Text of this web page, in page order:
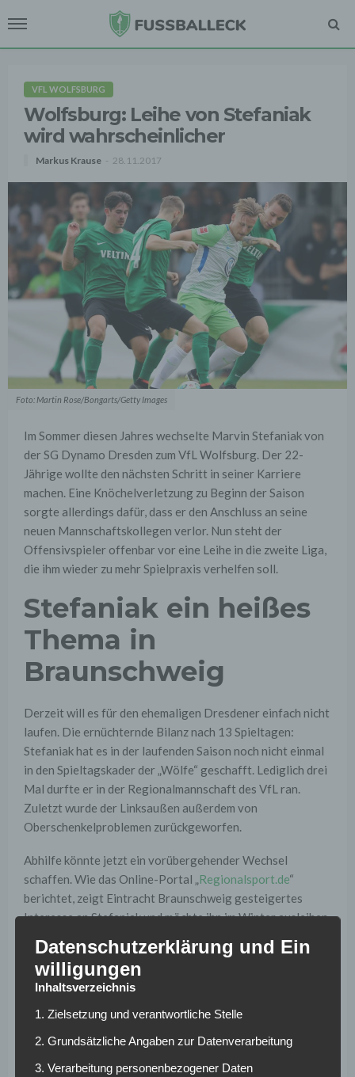
VFL WOLFSBURG
Wolfsburg: Leihe von Stefaniak
wird wahrscheinlicher
Markus Krause 28.11.2017
Foto: Martin Rose/Bongarts/Getty Images
Im Sommer diesen Jahres wechselte Marvin Stefaniak von
der SG Dynamo Dresden zum VfL Wolfsburg. Der 22-
Jährige wollte den nächsten Schritt in seiner Karriere
machen. Eine Knöchelverletzung zu Beginn der Saison
sorgte allerdings dafür, dass er den Anschluss an seine
neuen Mannschaftskollegen verlor. Nun steht der
Offensivspieler offenbar vor eine Leihe in die zweite Liga,
die ihm wieder zu mehr Spielpraxis verhelfen soll.
Stefaniak ein heißes
Thema in
Braunschweig
Derzeit will es für den ehemaligen Dresdener einfach nicht
laufen. Die ernüchternde Bilanz nach 13 Spieltagen:
Stefaniak hat es in der laufenden Saison noch nicht einmal
in den Spieltagskader der „Wölfe“ geschafft. Lediglich drei
Mal durfte er in der Regionalmannschaft des VfL ran.
Zuletzt wurde der Linksaußen außerdem von
Oberschenkelproblemen zurückgeworfen.
Abhilfe könnte jetzt ein vorübergehender Wechsel
schaffen. Wie das Online-Portal „Regionalsport.de“
berichtet, zeigt Eintracht Braunschweig gesteigertes
Interesse an Stefaniak und möchte ihn im Winter ausleihen.
regem Kontakt mit dem VfL Wolfsburg. Zuletzt wurde der
ehemalige U21-Nationalspieler auch mit seinem
sowie SV Darmstadt 98 und dem 1. FC Kaiserslautern in
Verbindung gebracht.
Stefaniak besitzt in der Autostadt noch einen Vertrag bis
2022. Sein Marktwert wird von „Transfermarkt.de
Datenschutzerklärung und Ein
willigungen
Inhaltsverzeichnis
1. Zielsetzung und verantwortliche Stelle
2. Grundsätzliche Angaben zur Datenverarbeitung
3. Verarbeitung personenbezogener Daten